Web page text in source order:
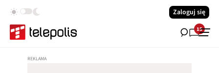
Zaloguj się
15